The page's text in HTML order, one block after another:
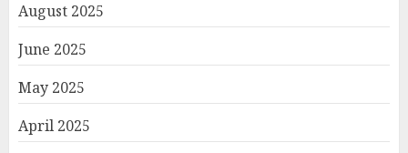
August 2025
June 2025
May 2025
April 2025